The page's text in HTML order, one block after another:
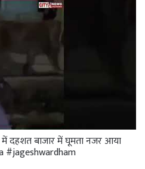
दहशत बाजार में घूमता नजर आया